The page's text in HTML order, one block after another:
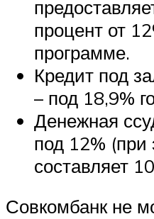
процент от
программе.
Кредит под
– под 18,9%
Денежная
под 12%
составляет
Совкомбанк не